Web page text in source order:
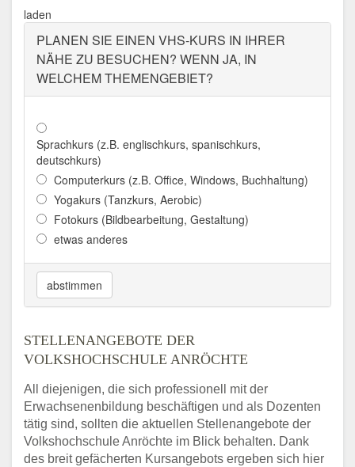
laden
PLANEN SIE EINEN VHS-KURS IN IHRER
NÄHE ZU BESUCHEN? WENN JA, IN
WELCHEM THEMENGEBIET?
Sprachkurs (z.B. englischkurs, spanischkurs,
deutschkurs)
Computerkurs (z.B. Office, Windows, Buchhaltung)
Yogakurs (Tanzkurs, Aerobic)
Fotokurs (Bildbearbeitung, Gestaltung)
etwas anderes
abstimmen
STELLENANGEBOTE DER
VOLKSHOCHSCHULE ANRÖCHTE
All diejenigen, die sich professionell mit der
Erwachsenenbildung beschäftigen und als Dozenten
tätig sind, sollten die aktuellen Stellenangebote der
Volkshochschule Anröchte im Blick behalten. Dank
des breit gefächerten Kursangebots ergeben sich hier